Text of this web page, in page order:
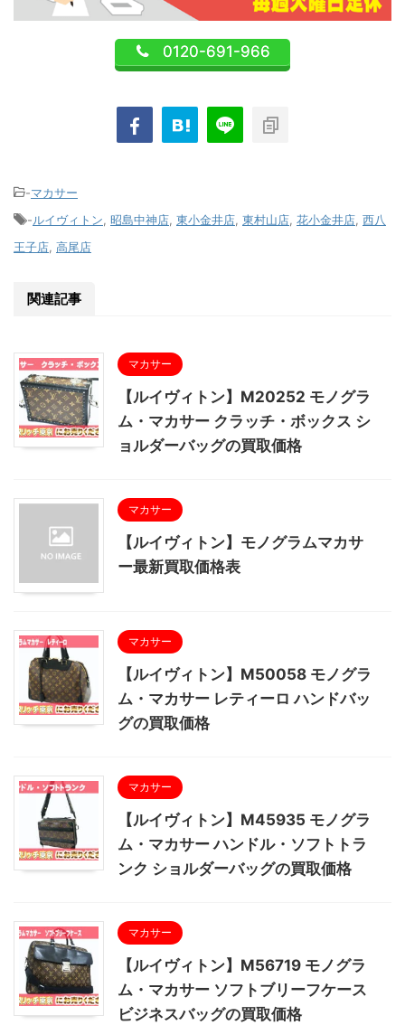
0120-691-966
-マカサー
-ルイヴィトン 昭島中神店 東小金井店 東村山店 花小金井店 西八
王子店 高尾店
関連記事
マカサー
【ルイヴィトン】M20252 モノグラ
ム・マカサー クラッチ・ボックス シ
ョルダーバッグの買取価格
マカサー
【ルイヴィトン】モノグラムマカサ
ー最新買取価格表
マカサー
【ルイヴィトン】M50058 モノグラ
ム・マカサー レティーロ ハンドバッ
グの買取価格
マカサー
【ルイヴィトン】M45935 モノグラ
ム・マカサー ハンドル・ソフトトラ
ンク ショルダーバッグの買取価格
マカサー
【ルイヴィトン】M56719 モノグラ
ム・マカサー ソフトブリーフケース
ビジネスバッグの買取価格